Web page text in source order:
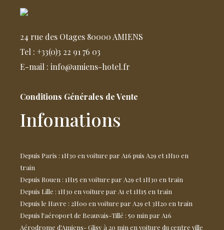
24 rue des Otages 80000 AMIENS
Tel : +33(0)3 22 91 76 03
E-mail : info@amiens-hotel.fr
Conditions Générales de Vente
Infomations
Depuis Paris : 1H30 en voiture par A16 puis A29 et 1H10 en
train
Depuis Rouen : 1H15 en voiture par A29 et 1H30 en train
Depuis Lille : 1H30 en voiture par A1 et 1H15 en train
Depuis le Havre : 2H00 en voiture par A29 et 3H20 en train
Depuis l'aéroport de Beauvais-Tillé : 50 min par A16
Aérodrome d'Amiens- Glisy à 20 min en voiture du centre ville